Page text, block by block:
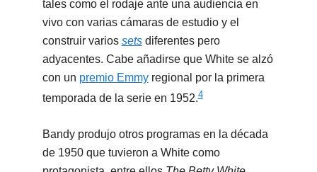
tales como el rodaje ante una audiencia en
vivo con varias cámaras de estudio y el
construir varios setsdiferentes pero
adyacentes. Cabe añadirse que White se alzó
con un premio Emmyregional por la primera
temporada de la serie en 1952.4
Bandy produjo otros programas en la década
de 1950 que tuvieron a White como